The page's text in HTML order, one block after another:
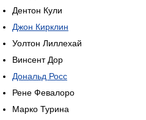
Дентон Кули
Джон Кирклин
Уолтон Лиллехай
Винсент Дор
Дональд Росс
Рене Февалоро
Марко Турина